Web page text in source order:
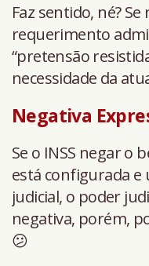
Faz sentido, né?
requerimento
“pretensão
necessidade da
Negativa
Se o INSS negar o
está configurada e
judicial, o poder
negativa, porém,
😕